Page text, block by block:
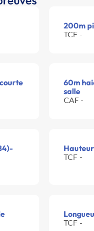
200m
TCF -
60m
salle
CAF -
TCF -
TCF -